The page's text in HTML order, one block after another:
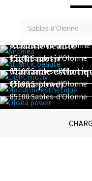
Antinea
85100 Sables-d\'Olonne
Atlantic beaute
85100 Sables-d'Olonne
Light motiv
85100 Sables-d'Olonne
Marianne
85100 Sables-d'Olonne
Olona power
85100 Sables-d'Olonne